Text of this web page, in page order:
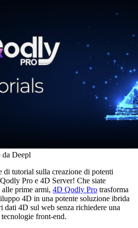
da Deepl
di tutorial sulla creazione di potenti
Pro e 4D Server! Che siate
prime armi, 4D Qodly Pro trasforma
4D in una potente soluzione ibrida
dati 4D sul web senza richiedere una
front-end.